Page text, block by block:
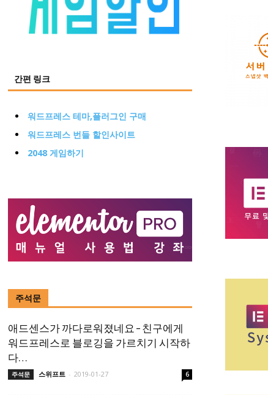
간편 링크
워드프레스 테마,플러그인 구매
워드프레스 번들 할인사이트
2048 게임하기
주석문
애드센스가 까다로워졌네요 – 친구에게
워드프레스로 블로깅을 가르치기 시작하
다…
주석문 스위프트 - 2019-01-27 6